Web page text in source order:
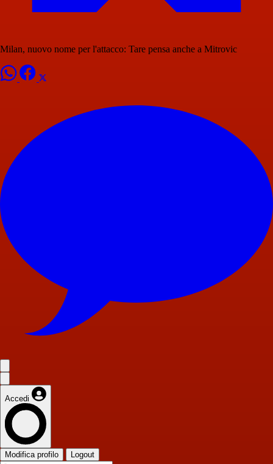
Milan, nuovo nome per l'attacco: Tare pensa anche a Mitrovic
Accedi
Modifica profilo Logout